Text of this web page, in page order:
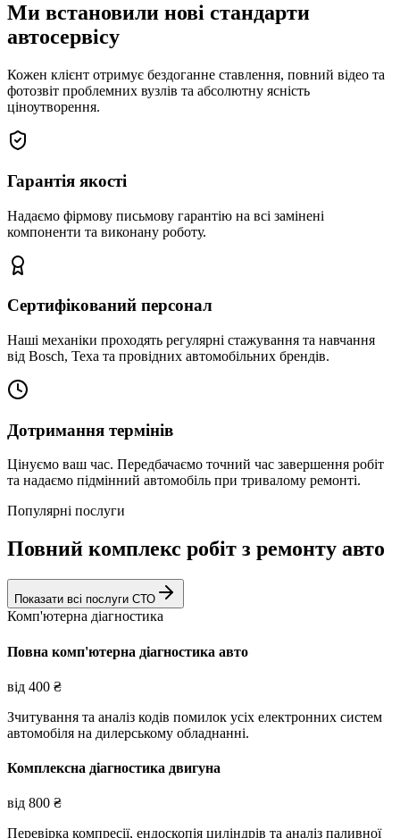
Ми встановили нові стандарти
автосервісу
Кожен клієнт отримує бездоганне ставлення, повний відео та
фотозвіт проблемних вузлів та абсолютну ясність
ціноутворення.
Гарантія якості
Надаємо фірмову письмову гарантію на всі замінені
компоненти та виконану роботу.
Сертифікований персонал
Наші механіки проходять регулярні стажування та навчання
від Bosch, Texa та провідних автомобільних брендів.
Дотримання термінів
Цінуємо ваш час. Передбачаємо точний час завершення робіт
та надаємо підмінний автомобіль при тривалому ремонті.
Популярні послуги
Повний комплекс робіт з ремонту авто
Показати всі послуги СТО
Комп'ютерна діагностика
Повна комп'ютерна діагностика авто
від 400 ₴
Зчитування та аналіз кодів помилок усіх електронних систем
автомобіля на дилерському обладнанні.
Комплексна діагностика двигуна
від 800 ₴
Перевірка компресії, ендоскопія циліндрів та аналіз паливної